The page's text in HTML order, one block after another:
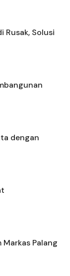
Rusak, Solusi
dengan
Palang